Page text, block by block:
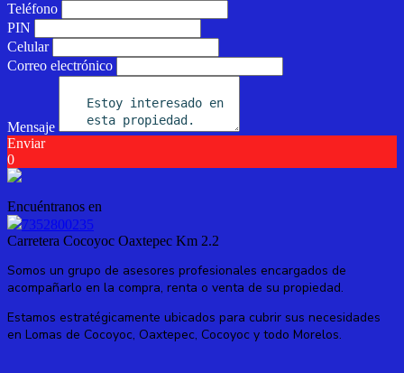
Teléfono
PIN
Celular
Correo electrónico
Mensaje
Enviar
0
Encuéntranos en
7352800235
Carretera Cocoyoc Oaxtepec Km 2.2
Somos un grupo de asesores profesionales encargados de
acompañarlo en la compra, renta o venta de su propiedad.
Estamos estratégicamente ubicados para cubrir sus necesidades
en Lomas de Cocoyoc, Oaxtepec, Cocoyoc y todo Morelos.